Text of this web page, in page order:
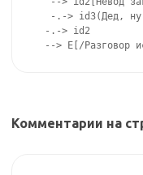
-.-> id3(Дед, ну
-.-> id2
Комментарии на